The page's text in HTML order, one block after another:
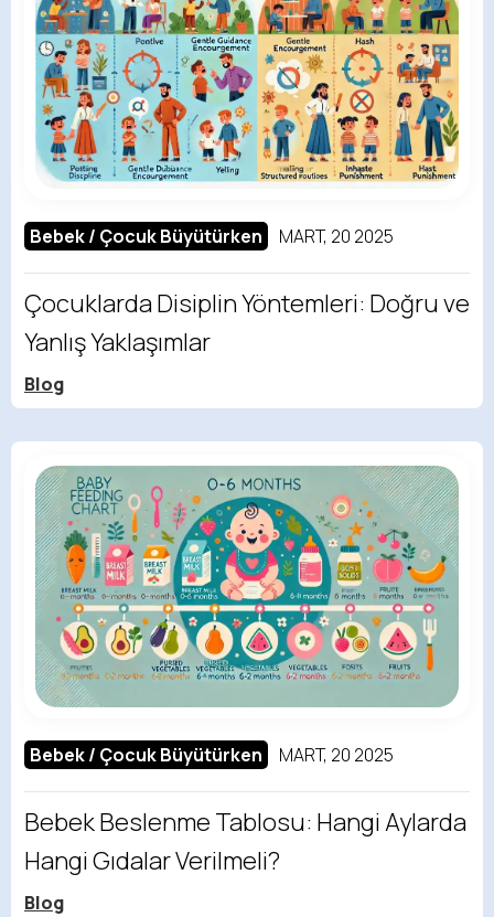
Bebek / Çocuk Büyütürken MART, 20 2025
Çocuklarda Disiplin Yöntemleri: Doğru ve
Yanlış Yaklaşımlar
Blog
Bebek / Çocuk Büyütürken MART, 20 2025
Bebek Beslenme Tablosu: Hangi Aylarda
Hangi Gıdalar Verilmeli?
Blog